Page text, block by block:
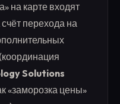
на карте входят
перехода на
Solutions
«заморозка цены»